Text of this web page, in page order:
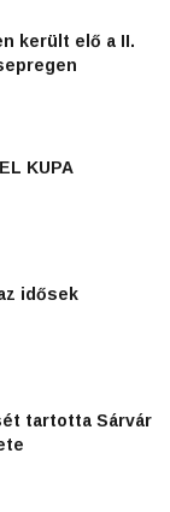
került elő a II.
KUPA
idősek
tartotta Sárvár